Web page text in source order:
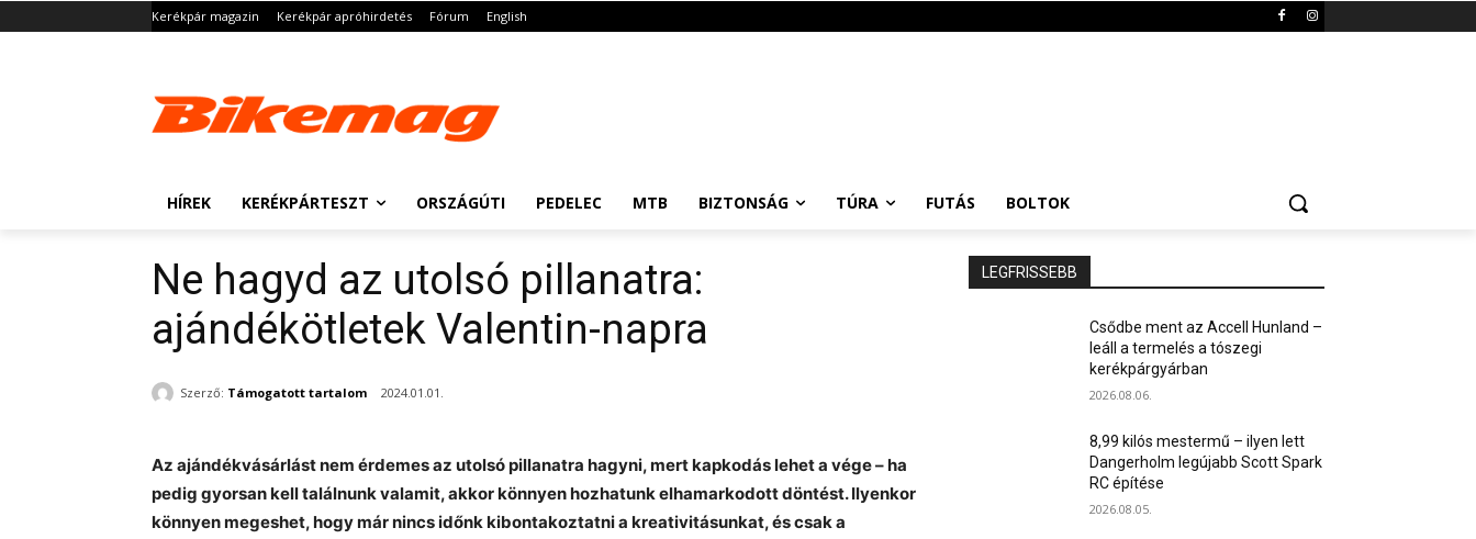
Kerékpár magazin Kerékpár apróhirdetés Fórum English
HÍREK KERÉKPÁRTESZT ORSZÁGÚTI PEDELEC MTB BIZTONSÁG TÚRA FUTÁS BOLTOK
Ne hagyd az utolsó pillanatra:
ajándékötletek Valentin-napra
Szerző: Támogatott tartalom 2024.01.01.
Az ajándékvásárlást nem érdemes az utolsó pillanatra hagyni, mert kapkodás lehet a vége – ha
pedig gyorsan kell találnunk valamit, akkor könnyen hozhatunk elhamarkodott döntést. Ilyenkor
könnyen megeshet, hogy már nincs időnk kibontakoztatni a kreativitásunkat, és csak a
LEGFRISSEBB
Csődbe ment az Accell Hunland –
leáll a termelés a tószegi
kerékpárgyárban
2026.08.06.
8,99 kilós mestermű – ilyen lett
Dangerholm legújabb Scott Spark
RC építése
2026.08.05.